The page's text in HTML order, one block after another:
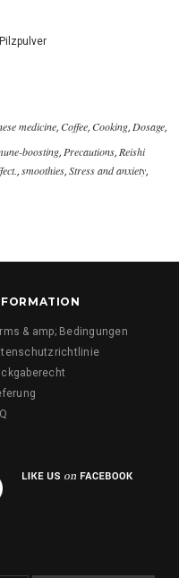
medicine, Coffee, Cooking, Dosage,
boosting, Precautions, Reishi
, smoothies, Stress and anxiety,
& amp; Bedingungen